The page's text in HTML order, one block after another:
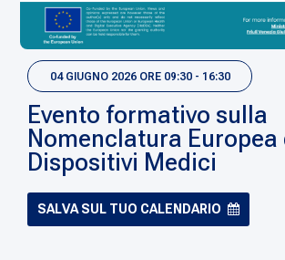
04 GIUGNO 2026 ORE 09:30 - 16:30
Evento formativo sulla
Nomenclatura Europea
Dispositivi Medici
SALVA SUL TUO CALENDARIO